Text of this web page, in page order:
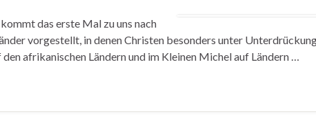
das erste Mal zu uns nach
vorgestellt, in denen Christen besonders unter
afrikanischen Ländern und im Kleinen Michel auf Ländern …